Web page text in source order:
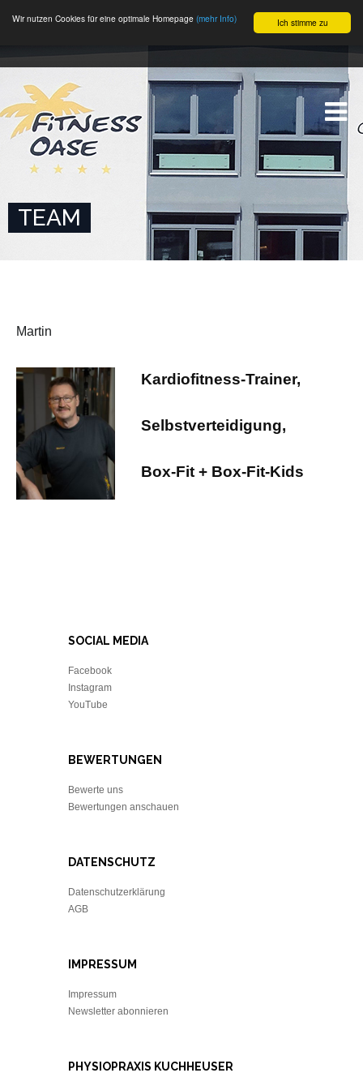
Ich stimme zu
Wir nutzen Cookies für eine optimale Homepage (mehr Info)
TEAM
Martin
Kardiofitness-Trainer,
Selbstverteidigung,
Box-Fit + Box-Fit-Kids
SOCIAL MEDIA
Facebook
Instagram
YouTube
BEWERTUNGEN
Bewerte uns
Bewertungen anschauen
DATENSCHUTZ
Datenschutzerklärung
AGB
IMPRESSUM
Impressum
Newsletter abonnieren
PHYSIOPRAXIS KUCHHEUSER